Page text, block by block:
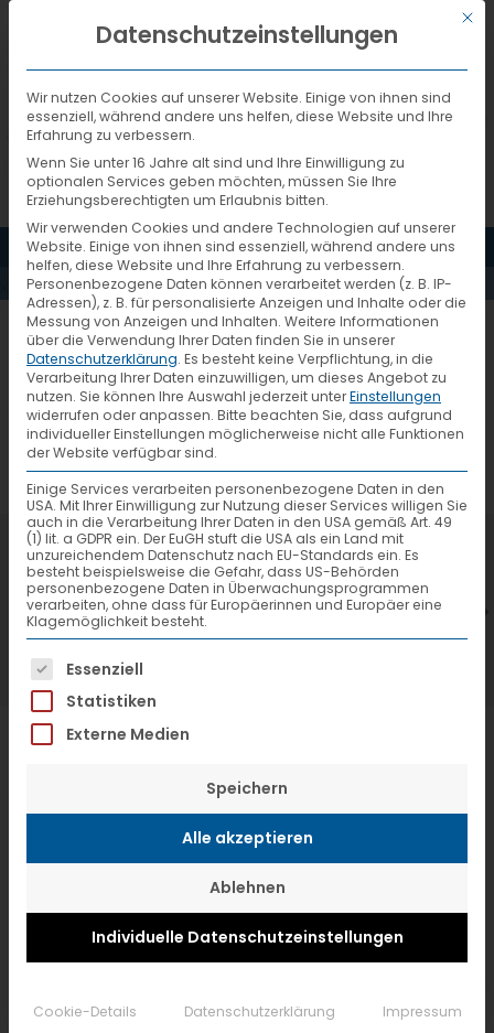
DEUTSCH
MENÜ
DIE ALLGEMEINEN
DEUTSCHEN
SPEDITEURBEDINGUNGEN
[122KB]
Die Allgemeinen Deutschen
Spediteurbedingungen [122kB]
7. Juli 2026
VTL hat neuen Aufsichtsrat gewählt
Mit
Datenschutzeinstellungen
Wir nutzen Cookies auf unserer Website. Einige von ihnen sind
essenziell, während andere uns helfen, diese Website und Ihre
Erfahrung zu verbessern.
Wenn Sie unter 16 Jahre alt sind und Ihre Einwilligung zu
optionalen Services geben möchten, müssen Sie Ihre
Erziehungsberechtigten um Erlaubnis bitten.
Wir verwenden Cookies und andere Technologien auf unserer
Website. Einige von ihnen sind essenziell, während andere uns
helfen, diese Website und Ihre Erfahrung zu verbessern.
Personenbezogene Daten können verarbeitet werden (z. B. IP-
Adressen), z. B. für personalisierte Anzeigen und Inhalte oder die
Messung von Anzeigen und Inhalten. Weitere Informationen
über die Verwendung Ihrer Daten finden Sie in unserer
Datenschutzerklärung. Es besteht keine Verpflichtung, in die
Verarbeitung Ihrer Daten einzuwilligen, um dieses Angebot zu
nutzen. Sie können Ihre Auswahl jederzeit unterEinstellungen
widerrufen oder anpassen. Bitte beachten Sie, dass aufgrund
individueller Einstellungen möglicherweise nicht alle Funktionen
der Website verfügbar sind.
Einige Services verarbeiten personenbezogene Daten in den
USA. Mit Ihrer Einwilligung zur Nutzung dieser Services willigen Sie
auch in die Verarbeitung Ihrer Daten in den USA gemäß Art. 49
(1) lit. a GDPR ein. Der EuGH stuft die USA als ein Land mit
unzureichendem Datenschutz nach EU-Standards ein. Es
besteht beispielsweise die Gefahr, dass US-Behörden
personenbezogene Daten in Überwachungsprogrammen
verarbeiten, ohne dass für Europäerinnen und Europäer eine
Klagemöglichkeit besteht.
Es folgt eine Liste der Service-Gruppen,
Essenziell
Statistiken
Externe Medien
Speichern
Alle akzeptieren
Ablehnen
Individuelle Datenschutzeinstellungen
Cookie-Details Datenschutzerklärung Impressum